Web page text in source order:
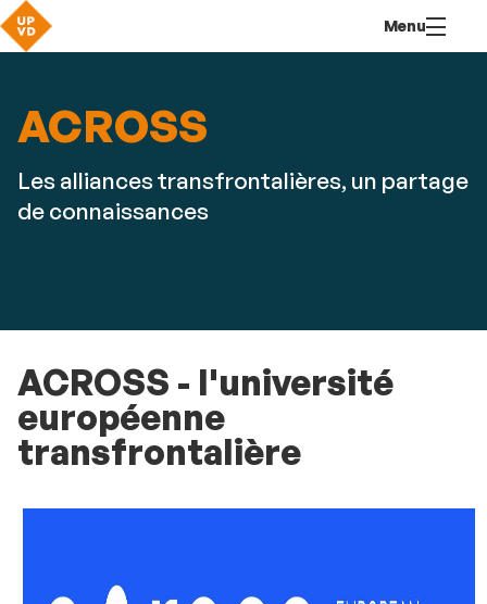
contenu
Menu
ACROSS
Les alliances transfrontalières, un partage
de connaissances
ACROSS - l'université
européenne
transfrontalière